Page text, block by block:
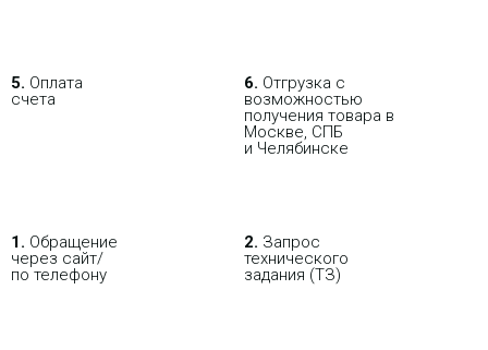
5. Оплата
счета
6. Отгрузка с
возможностью
получения товара в
Москве, СПБ
и Челябинске
1. Обращение
через сайт/
по телефону
2. Запрос
технического
задания (ТЗ)